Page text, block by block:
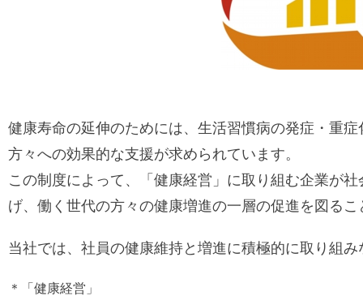
健康寿命の延伸のためには、生活習慣病の発症・重
方々への効果的な支援が求められています。
この制度によって、「健康経営」に取り組む企業が
げ、働く世代の方々の健康増進の一層の促進を図る
当社では、社員の健康維持と増進に積極的に取り組
＊「健康経営」